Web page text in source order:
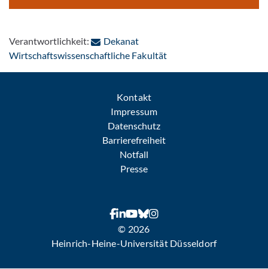
Verantwortlichkeit:
Dekanat
Wirtschaftswissenschaftliche Fakultät: Per E-Mail
Kontakt
Impressum
Datenschutz
Barrierefreiheit
Notfall
Presse
© 2026
Heinrich-Heine-Universität Düsseldorf